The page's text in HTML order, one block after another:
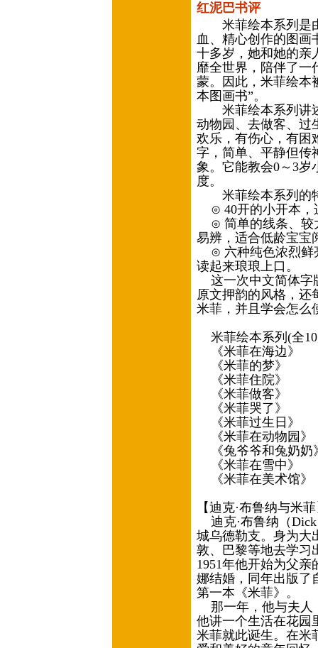
红泥巴书评
米菲绘本系列是由
血、精心创作的图画
十多岁，她和她的亲
靡全世界，陪伴了一
蒙。因此，米菲绘本
本图画书”。
米菲绘本系列讲
动物园、去做客、过
欢乐，有伤心，有
字，简单、平静但传
象。它能教会0～3岁
度。
米菲绘本系列的
⊙ 40开的小开本，
⊙ 简单的线条、较
易辨，适合低龄宝宝
⊙ 六种纯色浓烈鲜
读起来琅琅上口。
这一次中文简体字
原文押韵的风格，还
米菲，并且学会怎么
米菲绘本系列(全
《米菲在海边》
《米菲的梦》
《米菲住院》
《米菲做客》
《米菲哭了》
《米菲过生日》
《米菲在动物园》
《兔爷爷和兔奶奶
《米菲在雪中》
《米菲在美术馆》
【迪克·布鲁纳与米
迪克·布鲁纳（Dick
城乌德勒支。身为大
敦、巴黎等地去学习
1951年他开始为父
娜结婚，同年出版了
第一本《米菲》。
那一年，他与夫人
他讲一个生活在花园
米菲就此诞生。在米